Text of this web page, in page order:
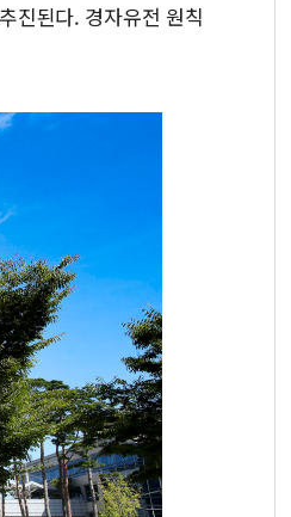
진된다. 경자유전 원칙